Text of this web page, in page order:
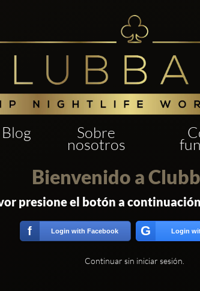
Blog Sobre
nosotros
Bienvenido a
presione el botón a
f Login with Facebook G Login
Continuar sin iniciar sesión.